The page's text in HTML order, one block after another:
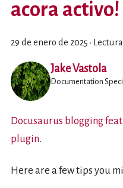
acora activo!
29 de enero de 2025 ·
Jake Vastola
Documentation
Docusaurus blogging
plugin.
Here are a few tips you